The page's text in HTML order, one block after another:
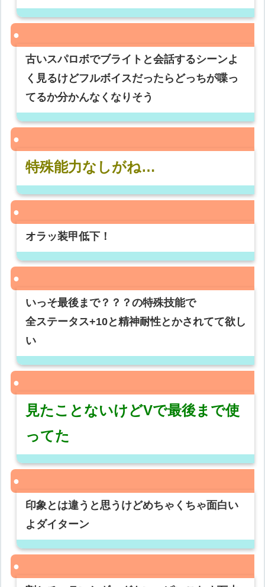
古いスパロボでブライトと会話するシーンよ
く見るけどフルボイスだったらどっちが喋っ
てるか分かんなくなりそう
特殊能力なしがね…
オラッ装甲低下！
いっそ最後まで？？？の特殊技能で
全ステータス+10と精神耐性とかされてて欲し
い
見たことないけどVで最後まで使
ってた
印象とは違うと思うけどめちゃくちゃ面白い
よダイターン